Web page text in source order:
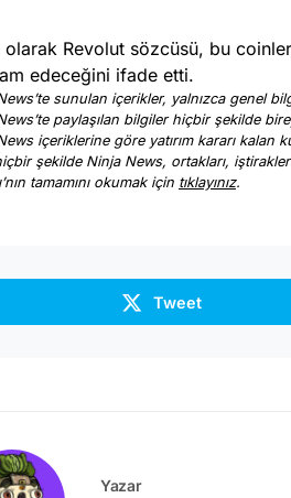
olarak Revolut sözcüsü, bu
edeceğini ifade etti.
sunulan içerikler, yalnızca genel
paylaşılan bilgiler hiçbir şekilde
içeriklerine göre yatırım kararı kalan
şekilde Ninja News, ortakları,
tamamını okumak için tıklayınız.
Tweet
Yazar